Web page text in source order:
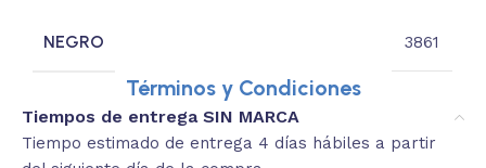
NEGRO 3861
Términos y Condiciones
Tiempos de entrega SIN MARCA
Tiempo estimado de entrega 4 días hábiles a partir